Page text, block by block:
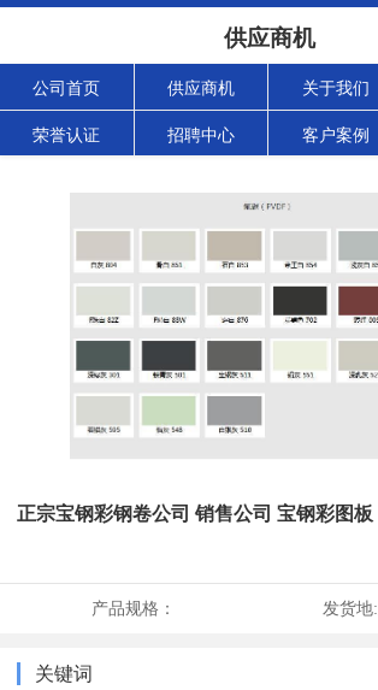
供应商机
公司首页 供应商机 关于我们
荣誉认证 招聘中心 客户案例
正宗宝钢彩钢卷公司 销售公司 宝钢彩图板
产品规格： 发货地:
关键词